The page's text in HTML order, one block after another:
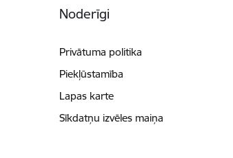
Noderīgi
Privātuma politika
Piekļūstamība
Lapas karte
Sīkdatņu izvēles maiņa